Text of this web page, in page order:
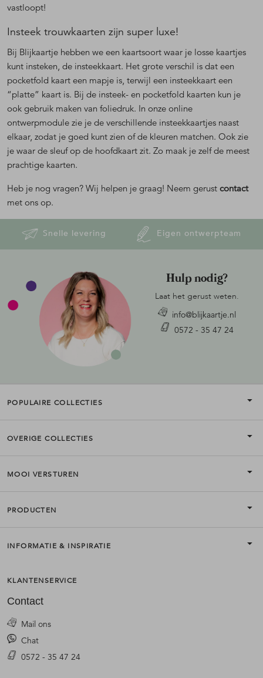
vastloopt!
Insteek trouwkaarten zijn super luxe!
Bij Blijkaartje hebben we een kaartsoort waar je losse kaartjes
kunt insteken, de insteekkaart. Het grote verschil is dat een
pocketfold kaart een mapje is, terwijl een insteekkaart een
“platte” kaart is. Bij de insteek- en pocketfold kaarten kun je
ook gebruik maken van foliedruk. In onze online
ontwerpmodule zie je de verschillende insteekkaartjes naast
elkaar, zodat je goed kunt zien of de kleuren matchen. Ook zie
je waar de sleuf op de hoofdkaart zit. Zo maak je zelf de meest
prachtige kaarten.
Heb je nog vragen? Wij helpen je graag! Neem gerust contact
met ons op.
Snelle levering Eigen ontwerpteam
Hulp nodig?
Laat het gerust weten.
info@blijkaartje.nl
0572 - 35 47 24
POPULAIRE COLLECTIES
OVERIGE COLLECTIES
MOOI VERSTUREN
PRODUCTEN
INFORMATIE & INSPIRATIE
KLANTENSERVICE
Contact
Mail ons
Chat
0572 - 35 47 24